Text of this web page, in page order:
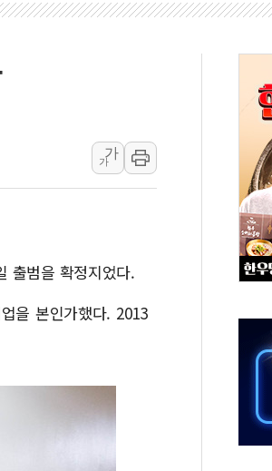
랩지노믹스 "디엑솜과 美 암 진단 분야 독점
보로노이, 폐암 치료제 'VRN11' 캐나다 IND
푸본현대생명, 육군 3군단과 군 장병 금융교
교보생명, '교보K-맞춤건강보험' 6개월 배타
벼랑 끝 선 '동전주' 무더기 상폐 위기…관리
1순위보다 낮은 특별공급 경쟁률… 실수요자
컴투스 '제우스: 오만의 신' 26일 출시, 유저
네이버 클립, 시청 만으로 혜택 얻는 피드코인
서울 재건축·재개발 정상화시 5년 내 9만가구
[인사] 공정거래위원회
KDB생명 본입찰 3파전…한화·흥국·한투 참
가
가
출범을 확정지었다.
을 본인가했다. 2013